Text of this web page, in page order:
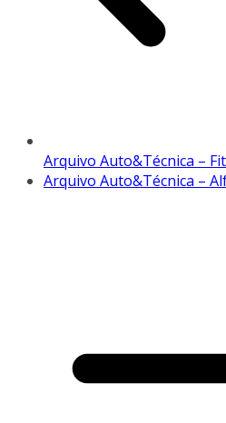
Arquivo Auto&Técnica –
Arquivo Auto&Técnica –